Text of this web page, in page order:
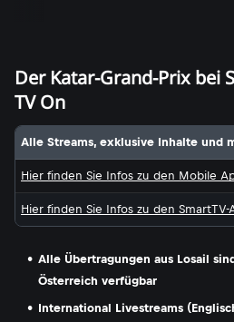
Der Katar-Grand-Prix bei
TV On
Alle Streams, exklusive Inhalte und
Hier finden Sie Infos zu den Mobile
Hier finden Sie Infos zu den SmartTV-
Alle Übertragungen aus Losail
Österreich verfügbar
International Livestreams